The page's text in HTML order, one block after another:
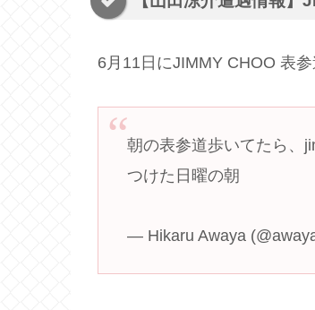
6月11日にJIMMY CHOO 表
朝の表参道歩いてたら、
つけた日曜の朝
— Hikaru Awaya